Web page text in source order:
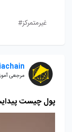
غیرمتمرکز#
مرجعی
پول چیست